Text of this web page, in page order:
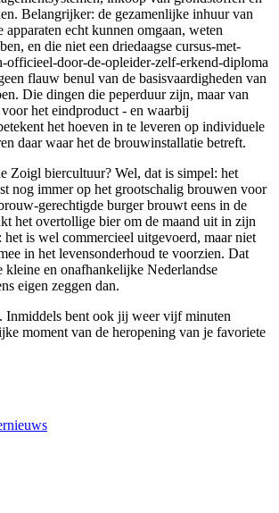
Belangrijker: de gezamenlijke inhuur van
apparaten echt kunnen omgaan, weten
en die niet een driedaagse cursus-met-
officieel-door-de-opleider-zelf-erkend-diploma
flauw benul van de basisvaardigheden van
Die dingen die peperduur zijn, maar van
het eindproduct - en waarbij
het hoeven in te leveren op individuele
daar waar het de brouwinstallatie betreft.
Zoigl biercultuur? Wel, dat is simpel: het
nog immer op het grootschalig brouwen voor
gerechtigde burger brouwt eens in de
het overtollige bier om de maand uit in zijn
het is wel commercieel uitgevoerd, maar niet
in het levensonderhoud te voorzien. Dat
kleine en onafhankelijke Nederlandse
eigen zeggen dan.
Inmiddels bent ook jij weer vijf minuten
moment van de heropening van je favoriete